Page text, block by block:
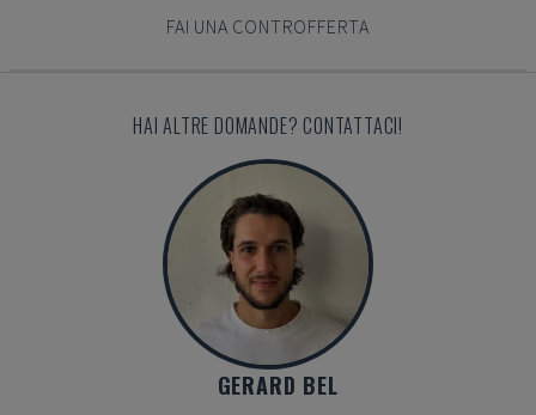
FAI UNA CONTROFFERTA
HAI ALTRE DOMANDE? CONTATTACI!
GERARD BEL